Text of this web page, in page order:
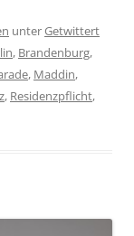
unterGetwittert
, Brandenburg,
, Maddin,
, Residenzpflicht,